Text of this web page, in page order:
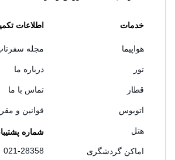
خدمات
هواپیما
تور
قطار
اتوبوس
هتل
اماکن گردشگری
اطلاعات
مجله
درباره ما
تماس با ما
قوانین و
شماره
021-28358